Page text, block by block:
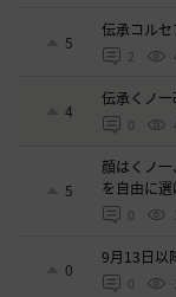
5
伝承コルセ
2
4
伝承くノ一
0
5
顔はくノ
を自由に選
0
0
9月13日以
0